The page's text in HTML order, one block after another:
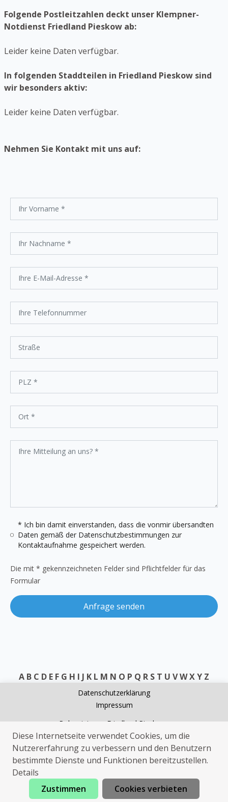
Folgende Postleitzahlen deckt unser Klempner-
Notdienst Friedland Pieskow ab:
Leider keine Daten verfügbar.
In folgenden Staddteilen in Friedland Pieskow sind
wir besonders aktiv:
Leider keine Daten verfügbar.
Nehmen Sie Kontakt mit uns auf:
* Ich bin damit einverstanden, dass die vonmir übersandten
Daten gemäß der Datenschutzbestimmungen zur
Kontaktaufnahme gespeichert werden.
Die mit * gekennzeichneten Felder sind Pflichtfelder für das
Formular
Anfrage senden
A B C D E F G H I J K L M N O P Q R S T U VWXY Z
Datenschutzerklärung
Impressum
Rohrreinigung Friedland Pieskow
Elektriker Friedland Pieskow
Kammerjäger Friedland Pieskow
Elektriker Friedland Pieskow
Jetzt anrufen
Diese Internetseite verwendet Cookies, um die
Nutzererfahrung zu verbessern und den Benutzern
bestimmte Dienste und Funktionen bereitzustellen.
Details
Zustimmen
Cookies verbieten